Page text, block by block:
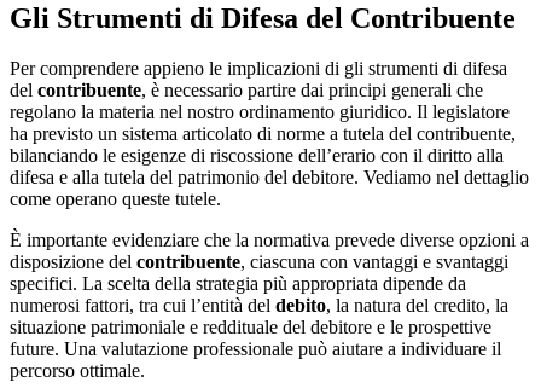
Gli Strumenti di Difesa del Contribuente
Per comprendere appieno le implicazioni di gli strumenti di difesa
del contribuente, è necessario partire dai principi generali che
regolano la materia nel nostro ordinamento giuridico. Il legislatore
ha previsto un sistema articolato di norme a tutela del contribuente,
bilanciando le esigenze di riscossione dell’erario con il diritto alla
difesa e alla tutela del patrimonio del debitore. Vediamo nel dettaglio
come operano queste tutele.
È importante evidenziare che la normativa prevede diverse opzioni a
disposizione del contribuente, ciascuna con vantaggi e svantaggi
specifici. La scelta della strategia più appropriata dipende da
numerosi fattori, tra cui l’entità del debito, la natura del credito, la
situazione patrimoniale e reddituale del debitore e le prospettive
future. Una valutazione professionale può aiutare a individuare il
percorso ottimale.